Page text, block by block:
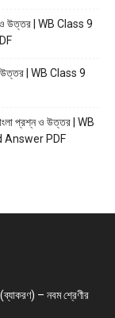
ও উত্তর | WB Class 9
ও উত্তর | WB Class 9
প্রশ্ন ও উত্তর | WB
Answer PDF
– নবম শ্রেণীর